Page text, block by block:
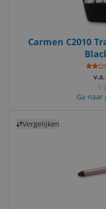
Carmen C2010
6
Ga naar
Vergelijken